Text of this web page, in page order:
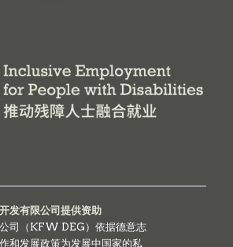
发有限公司提供资助
司（KFW DEG）依据德意志
和发展政策为发展中国家的私